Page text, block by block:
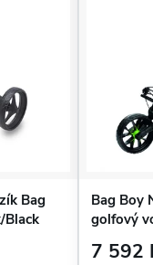
Bag
Black
Bag Boy
golfový
7 592